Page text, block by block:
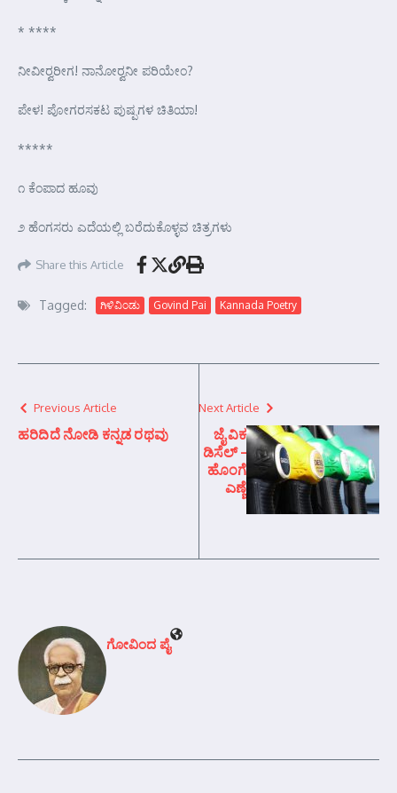
* ****
ನೀವೀರ್‍ವರೀಗ! ನಾನೋರ್‍ವನೀ ಪರಿಯೇಂ?
ಪೇಳ! ಪೋಗರಸಕಟ ಪುಷ್ಪಗಳ ಚಿತಿಯಾ!
*****
೧ ಕೆಂಪಾದ ಹೂವು
೨ ಹೆಂಗಸರು ಎದೆಯಲ್ಲಿ ಬರೆದುಕೊಳ್ಳವ ಚಿತ್ರಗಳು
Share this Article
Tagged: ಗಿಳಿವಿಂಡು Govind Pai Kannada Poetry
Previous Article
ಹರಿದಿದೆ ನೋಡಿ ಕನ್ನಡ ರಥವು
Next Article
ಜೈವಿಕ
ಡಿಸೆಲ್ –
ಹೊಂಗೆ
ಎಣ್ಣೆ
ಗೋವಿಂದ ಪೈ